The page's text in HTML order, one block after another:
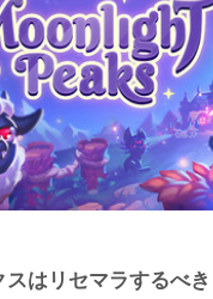
はリセマラするべき